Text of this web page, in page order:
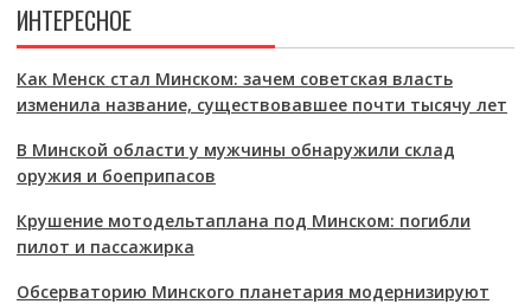
ИНТЕРЕСНОЕ
Как Менск стал Минском: зачем советская власть
изменила название, существовавшее почти тысячу лет
В Минской области у мужчины обнаружили склад
оружия и боеприпасов
Крушение мотодельтаплана под Минском: погибли
пилот и пассажирка
Обсерваторию Минского планетария модернизируют